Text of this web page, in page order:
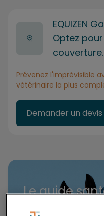
FAQ
Téléchargements
EQUIZEN
Optez
couverture.
Prévenez l'imprévisible
vétérinaire la plus
Demander un devis
Le guide
Laghouag